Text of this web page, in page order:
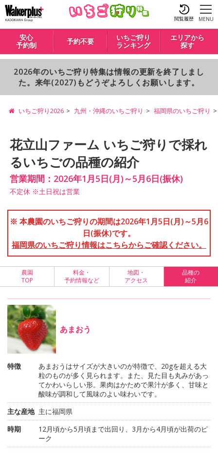
閲覧履歴 MENU
安心
予約制
予約不要
いちご狩り
ランキング
エリアから
探す
2026年のいちご狩り特集は情報の更新を終了しまし
た。来年(2027)もどうぞよろしくお願いします。
いちご狩り2026 九州・沖縄のいちご狩り 福岡県のいちご狩り
花立山ファーム いちご狩りで採れ
るいちごの品種の紹介
営業期間：2026年1月5日(月)～5月6日(振休)
不定休 ※土日祝は営業
※ 本農園のいちご狩りの期間は2026年1月5日(月)～5月6
日(振休)です。
福岡県のいちご狩り情報はこちらからご確認ください。
農園
TOP
料金・
予約情報など
地図・
アクセス
品種の
紹介
あまおう
特徴
あまおうはサイズが大きいのが特徴で、20gを超える大
粒のものが多く見られます。また、見た目も丸みがあっ
てかわいらしい形。果肉はかためで果汁が多く、甘味と
酸味が調和して風味のよい味わいです。
主な産地 主に福岡県
時期
12月頃から5月頃まで出回り、3月から4月頃が出荷のピ
ーク